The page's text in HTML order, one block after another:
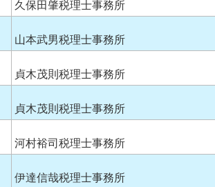
久保田肇税理士事務所
山本武男税理士事務所
貞木茂則税理士事務所
貞木茂則税理士事務所
河村裕司税理士事務所
伊達信哉税理士事務所